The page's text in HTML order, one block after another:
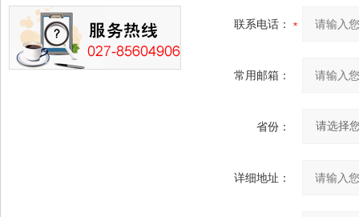
联系电话：
常用邮箱：
省份：
详细地址：